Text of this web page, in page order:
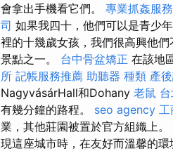
會拿出手機看它們。 專業抓姦服
司 如果我四十，他們可以是青少年
裡的十幾歲女孩，我們很高興他
景點之一。 台中骨盆矯正 在該地
所 記帳服務推薦 助聽器 種類 產
NagyvásárHall和Dohany 老鼠
有幾分鐘的路程。 seo agency
業，其他莊園被置於官方組織上
現這座城市時，在友好而溫馨的